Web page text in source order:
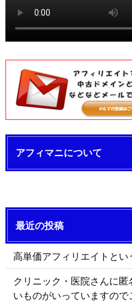
アフィマニについて
最近の投稿
高単価アフィリエイトと
クリニック・医院さんに
いものがいっていますので